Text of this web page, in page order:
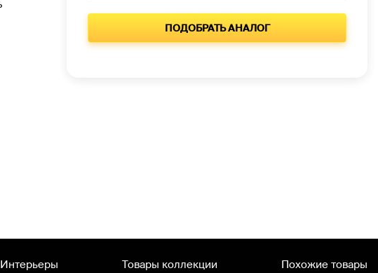
ПОДОБРАТЬ АНАЛОГ
Интерьеры Товары коллекции Похожие товары